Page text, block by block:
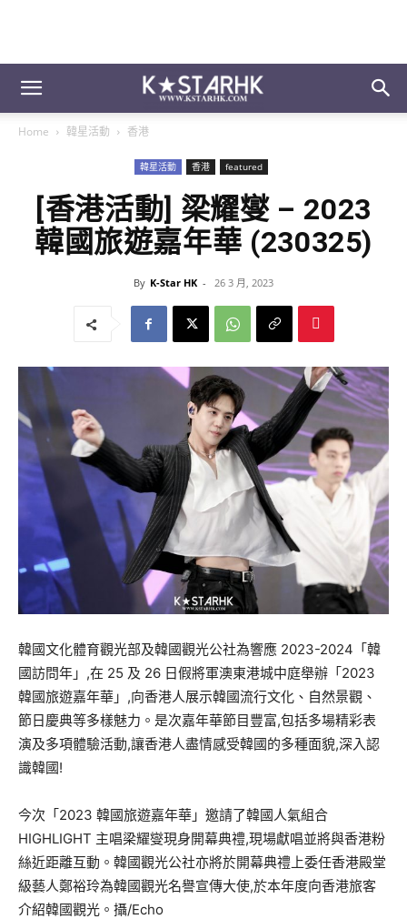
Home 韓星活動 香港
韓星活動 香港 featured
[香港活動] 梁耀燮 – 2023
韓國旅遊嘉年華 (230325)
By K-Star HK - 26 3 月, 2023
韓國文化體育觀光部及韓國觀光公社為響應 2023-2024「韓
國訪問年」,在 25 及 26 日假將軍澳東港城中庭舉辦「2023
韓國旅遊嘉年華」,向香港人展示韓國流行文化、自然景觀、
節日慶典等多樣魅力。是次嘉年華節目豐富,包括多場精彩表
演及多項體驗活動,讓香港人盡情感受韓國的多種面貌,深入認
識韓國!
今次「2023 韓國旅遊嘉年華」邀請了韓國人氣組合
HIGHLIGHT 主唱梁耀燮現身開幕典禮,現場獻唱並將與香港粉
絲近距離互動。韓國觀光公社亦將於開幕典禮上委任香港殿堂
級藝人鄭裕玲為韓國觀光名譽宣傳大使,於本年度向香港旅客
介紹韓國觀光。攝/Echo